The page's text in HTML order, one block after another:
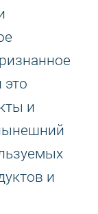
это
и
и